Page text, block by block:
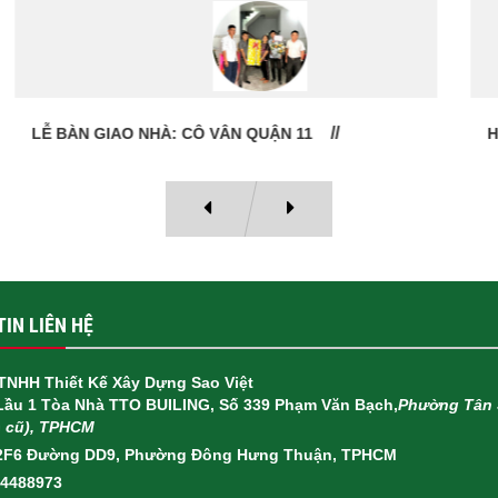
HỢP ĐỒNG THI CÔNG TRỌN GÓI QUẬN 6
LIÊN HỆ
Thiết Kế Xây Dựng Sao Việt
1 Tòa Nhà TTO BUILING, Số 339 Phạm Văn Bạch,Phường Tân
TPHCM
Đường DD9, Phường Đông Hưng Thuận, TPHCM